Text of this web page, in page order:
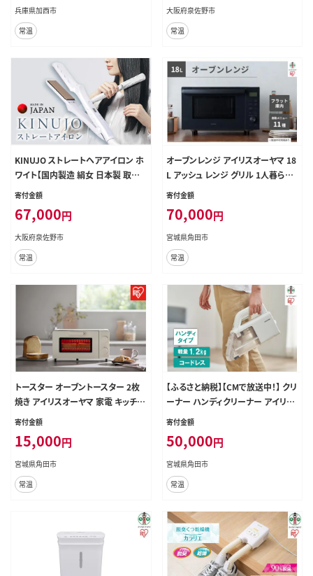
T-GS13D(V) 新生活 一人暮らし
兵庫県加西市
常温
暮らし】 IBS0004
大阪府泉佐野市
常温
KINUJO ストレートヘアアイロン ホ
ワイト【国内製造 絹女 日本製 取扱
説明書付き 1年間保証 美容家電 キ
新生活 一人暮らし】 IBS0003
寄付金額
67,000円
大阪府泉佐野市
常温
オーブンレンジ アイリスオーヤマ 18
L アッシュ レンジ グリル 1人暮らし
時短 シンプル オーブンレンジ 縦開
チン家電 電化製品 おすすめ 人気 ア
イリス MO-F1809-HA
寄付金額
70,000円
宮城県角田市
常温
トースター オーブントースター 2枚
焼き アイリスオーヤマ 家電 キッチン
家電 電化製品 新生活 おしゃれ 一人
01-C アイボリー
寄付金額
15,000円
宮城県角田市
常温
【ふるさと納税】【CMで放送中！】 クリ
ーナー ハンディクリーナー アイリス
オーヤマ ホワイト リンサークリーナ
用 車内洗浄 車 シート掃除機 カーペ
ットクリーナー 車内 おすすめ 人気
アイリス RNS-B200D-HW
寄付金額
50,000円
宮城県角田市
常温